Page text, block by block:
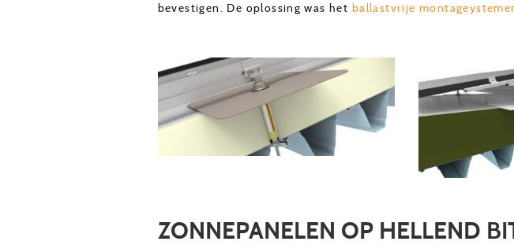
bevestigen. De oplossing was het ballastvrije
ZONNEPANELEN OP HELLEND